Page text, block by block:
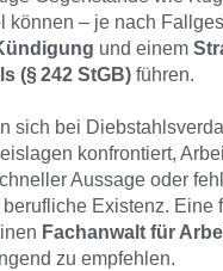
können – je nach
und einem
(§ 242 StGB) führen.
sich bei
konfrontiert,
Aussage oder
Existenz. Eine
Fachanwalt für
zu empfehlen.